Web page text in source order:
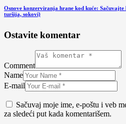
Osnove konzerviranja hrane kod kuće:
turšija, sokovi)
Ostavite komentar
Comment
Name
E-mail
Sačuvaj moje ime, e-poštu i veb
za sledeći put kada komentarišem.